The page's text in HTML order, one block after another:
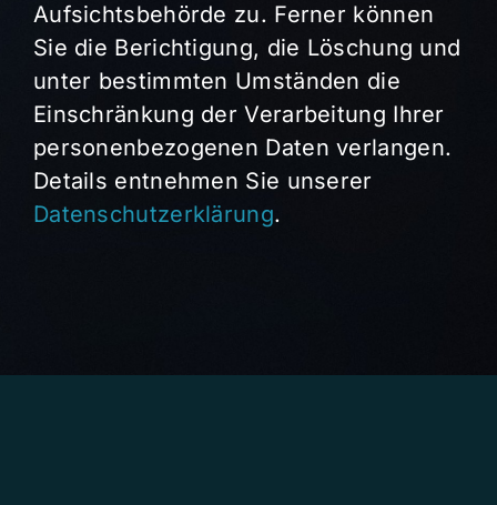
Aufsichtsbehörde zu. Ferner können
Sie die Berichtigung, die Löschung und
unter bestimmten Umständen die
Einschränkung der Verarbeitung Ihrer
personenbezogenen Daten verlangen.
Details entnehmen Sie unserer
Datenschutzerklärung.